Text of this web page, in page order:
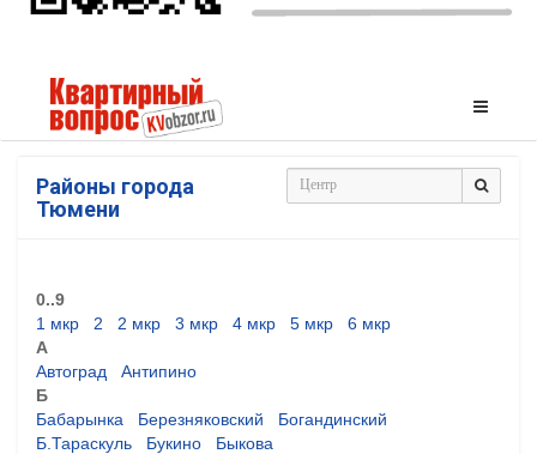
Районы города
Тюмени
0..9
1 мкр
2 2 мкр 3 мкр 4 мкр 5 мкр
6 мкр
А
Автоград
Антипино
Б
Бабарынка
Березняковский
Богандинский
Б.Тараскуль
Букино Быкова